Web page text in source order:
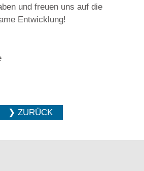
und freuen uns auf die
Entwicklung!
❯ ZURÜCK